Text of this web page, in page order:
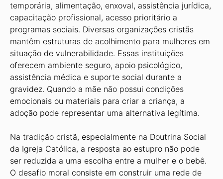
temporária, alimentação, enxoval, assistência jurídica,
capacitação profissional, acesso prioritário a
programas sociais. Diversas organizações cristãs
mantêm estruturas de acolhimento para mulheres em
situação de vulnerabilidade. Essas instituições
oferecem ambiente seguro, apoio psicológico,
assistência médica e suporte social durante a
gravidez. Quando a mãe não possui condições
emocionais ou materiais para criar a criança, a
adoção pode representar uma alternativa legítima.
Na tradição cristã, especialmente na Doutrina Social
da Igreja Católica, a resposta ao estupro não pode
ser reduzida a uma escolha entre a mulher e o bebê.
O desafio moral consiste em construir uma rede de